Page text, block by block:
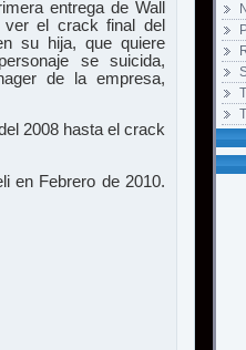
entrega de Wall
el crack final del
su hija, que quiere
se suicida,
de la empresa,
2008 hasta el crack
en Febrero de 2010.